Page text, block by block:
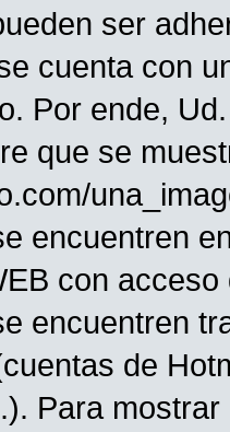
ser
cuenta con
Por ende,
que se
encuentren
con
encuentren
de
Para mostrar